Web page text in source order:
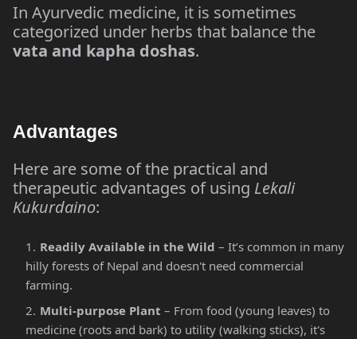
In Ayurvedic medicine, it is sometimes
categorized under herbs that balance the
vata and kapha doshas.
Advantages
Here are some of the practical and
therapeutic advantages of using Lekali
Kukurdaino:
Readily Available in the Wild – It’s common in many
hilly forests of Nepal and doesn't need commercial
farming.
Multi-purpose Plant – From food (young leaves) to
medicine (roots and bark) to utility (walking sticks), it's